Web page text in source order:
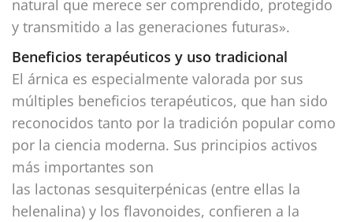
natural que merece ser comprendido, protegido
y transmitido a las generaciones futuras».
Beneficios terapéuticos y uso tradicional
El árnica es especialmente valorada por sus
múltiples beneficios terapéuticos, que han sido
reconocidos tanto por la tradición popular como
por la ciencia moderna. Sus principios activos
más importantes son
las lactonas sesquiterpénicas (entre ellas la
helenalina) y los flavonoides, confieren a la